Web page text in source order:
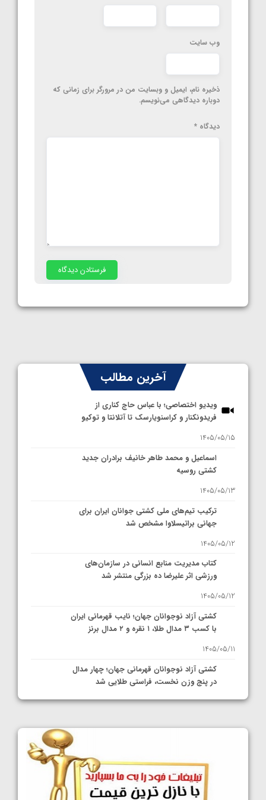
وب‌ سایت
ذخیره نام، ایمیل و وبسایت من در مرورگر برای زمانی که
دوباره دیدگاهی می‌نویسم.
دیدگاه *
آخرین مطالب
ویدیو اختصاصی؛ با عباس حاج کناری از
فریدونکنار و کراسنویارسک تا آتلانتا و توکیو
1405/05/15
اسماعیل و محمد طاهر خانیف برادران جدید
کشتی روسیه
1405/05/13
ترکیب تیم‌های ملی کشتی جوانان ایران برای
جهانی براتیسلاوا مشخص شد
1405/05/12
کتاب مدیریت منابع انسانی در سازمان‌های
ورزشی اثر علیرضا ده بزرگی منتشر شد
1405/05/12
کشتی آزاد نوجوانان جهان؛ نایب قهرمانی ایران
با کسب ۳ مدال طلا، ۱ نقره و ۲ مدال برنز
1405/05/11
کشتی آزاد نوجوانان قهرمانی جهان؛ چهار مدال
در پنج وزن نخست، فراستی طلایی شد
1405/05/11
کشتی آزاد نوجوانان جهان؛ رقبای نمایندگان
ایران مشخص شدند